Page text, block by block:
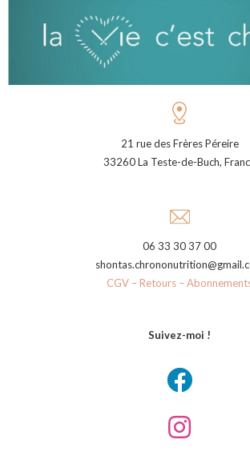
21 rue des Frères Péreire
33260 La Teste-de-Buch,
06 33 30 37 00
CGV – Retours –
Suivez-moi !